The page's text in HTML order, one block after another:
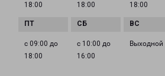
18:00
18:00
18:00
с 09:00 до
18:00
с 10:00 до
16:00
Выходной